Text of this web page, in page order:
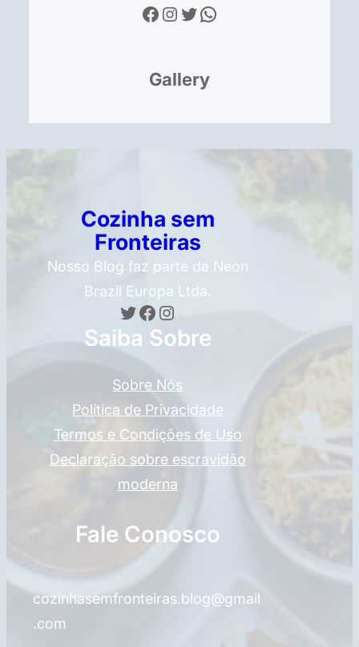
Facebook Instagram Twitter WhatsApp
Gallery
Cozinha sem
Fronteiras
Nosso Blog faz parte da Neon
Brazil Europa Ltda.
Twitter Facebook Instagram
Saiba Sobre
Sobre Nós
Política de Privacidade
Termos e Condições de Uso
Declaração sobre escravidão
moderna
Fale Conosco
cozinhasemfronteiras.blog@gmail
.com